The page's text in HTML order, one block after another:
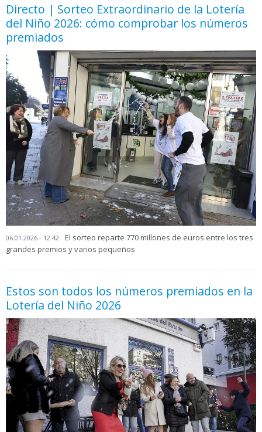
Directo | Sorteo Extraordinario de la Lotería
del Niño 2026: cómo comprobar los números
premiados
06.01.2026 - 12:42
El sorteo reparte 770 millones de euros entre los tres
grandes premios y varios pequeños
Estos son todos los números premiados en la
Lotería del Niño 2026